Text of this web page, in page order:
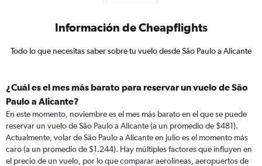
Información de Cheapflights
Todo lo que necesitas saber sobre tu vuelo desde São Paulo a Alicante
¿Cuál es el mes más barato para reservar un vuelo de São
Paulo a Alicante?
En este momento, noviembre es el mes más barato en el que se puede
reservar un vuelo de São Paulo a Alicante (a un promedio de $481).
Actualmente, volar de São Paulo a Alicante en julio es el momento más
caro (a un promedio de $1.244). Hay múltiples factores que influyen en
el precio de un vuelo, por lo que comparar aerolíneas, aeropuertos de